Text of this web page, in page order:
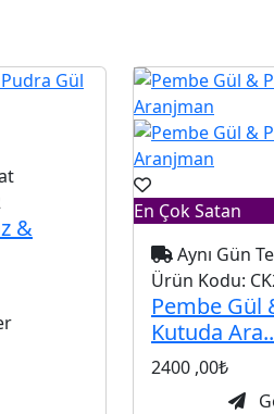
&
En Çok Satan
Aynı Gün
Ürün Kodu:
Pembe Gül
Kutuda
2400 ,00₺